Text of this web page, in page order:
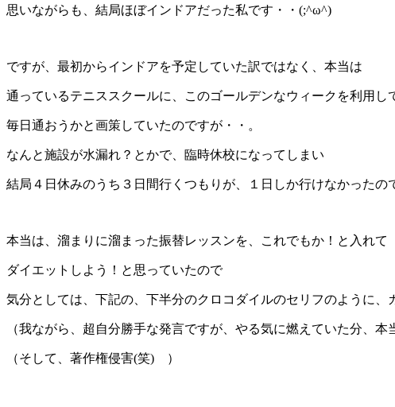
思いながらも、結局ほぼインドアだった私です・・(;^ω^)
ですが、最初からインドアを予定していた訳ではなく、本当は
通っているテニススクールに、このゴールデンなウィークを利用し
毎日通おうかと画策していたのですが・・。
なんと施設が水漏れ？とかで、臨時休校になってしまい
結局４日休みのうち３日間行くつもりが、１日しか行けなかったの
本当は、溜まりに溜まった振替レッスンを、これでもか！と入れて
ダイエットしよう！と思っていたので
気分としては、下記の、下半分のクロコダイルのセリフのように、
（我ながら、超自分勝手な発言ですが、やる気に燃えていた分、本
（そして、著作権侵害(笑) ）